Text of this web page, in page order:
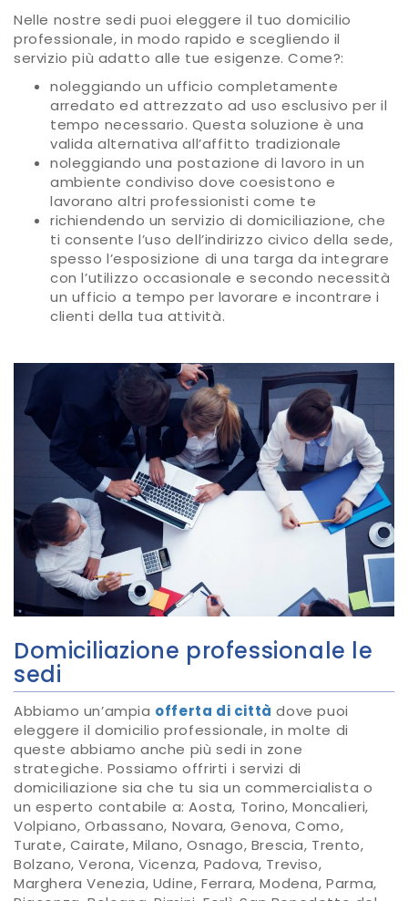
Nelle nostre sedi puoi eleggere il tuo domicilio
professionale, in modo rapido e scegliendo il
servizio più adatto alle tue esigenze. Come?:
noleggiando un ufficio completamente
arredato ed attrezzato ad uso esclusivo per il
tempo necessario. Questa soluzione è una
valida alternativa all’affitto tradizionale
noleggiando una postazione di lavoro in un
ambiente condiviso dove coesistono e
lavorano altri professionisti come te
richiendendo un servizio di domiciliazione, che
ti consente l’uso dell’indirizzo civico della sede,
spesso l’esposizione di una targa da integrare
con l’utilizzo occasionale e secondo necessità
un ufficio a tempo per lavorare e incontrare i
clienti della tua attività.
Domiciliazione professionale le
sedi
Abbiamo un’ampia offerta di città dove puoi
eleggere il domicilio professionale, in molte di
queste abbiamo anche più sedi in zone
strategiche. Possiamo offrirti i servizi di
domiciliazione sia che tu sia un commercialista o
un esperto contabile a: Aosta, Torino, Moncalieri,
Volpiano, Orbassano, Novara, Genova, Como,
Turate, Cairate, Milano, Osnago, Brescia, Trento,
Bolzano, Verona, Vicenza, Padova, Treviso,
Marghera Venezia, Udine, Ferrara, Modena, Parma,